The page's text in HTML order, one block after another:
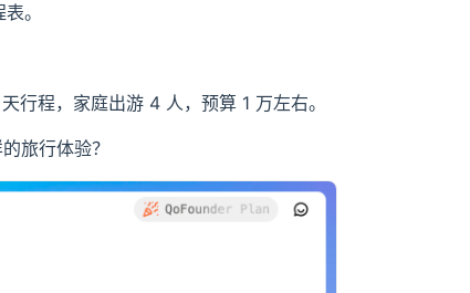
。
行程，家庭出游 4 人，预算 1 万左右。
旅行体验？